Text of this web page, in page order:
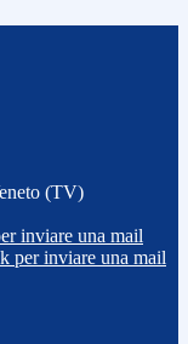
(TV)
inviare una mail
per inviare una mail